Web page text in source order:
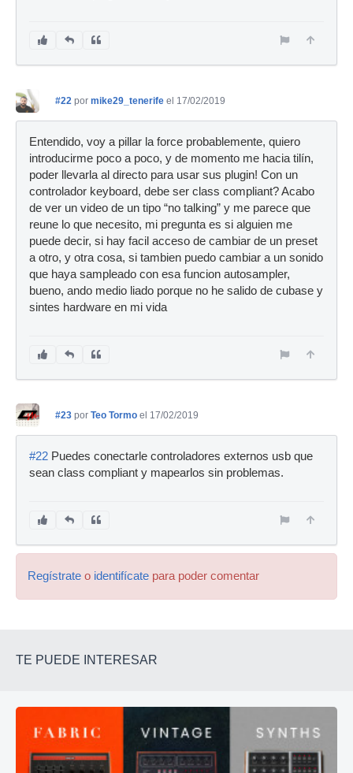
#22 por mike29_tenerife el 17/02/2019
Entendido, voy a pillar la force probablemente, quiero
introducirme poco a poco, y de momento me hacia tilín,
poder llevarla al directo para usar sus plugin! Con un
controlador keyboard, debe ser class compliant? Acabo
de ver un video de un tipo “no talking” y me parece que
reune lo que necesito, mi pregunta es si alguien me
puede decir, si hay facil acceso de cambiar de un preset
a otro, y otra cosa, si tambien puedo cambiar a un sonido
que haya sampleado con esa funcion autosampler,
bueno, ando medio liado porque no he salido de cubase y
sintes hardware en mi vida
#23 por Teo Tormo el 17/02/2019
#22 Puedes conectarle controladores externos usb que
sean class compliant y mapearlos sin problemas.
Regístrate o identifícate para poder comentar
TE PUEDE INTERESAR